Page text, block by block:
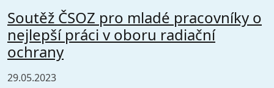
Soutěž ČSOZ pro mladé pracovníky o
nejlepší práci v oboru radiační
ochrany
29.05.2023